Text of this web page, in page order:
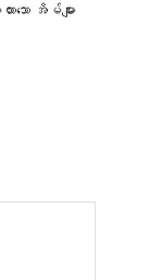
သော အိမ်များ